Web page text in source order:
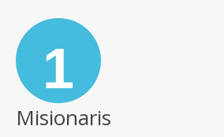
1
Misionaris